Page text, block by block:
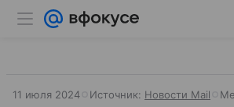
11 июля 2024 Источник: Новости Mail